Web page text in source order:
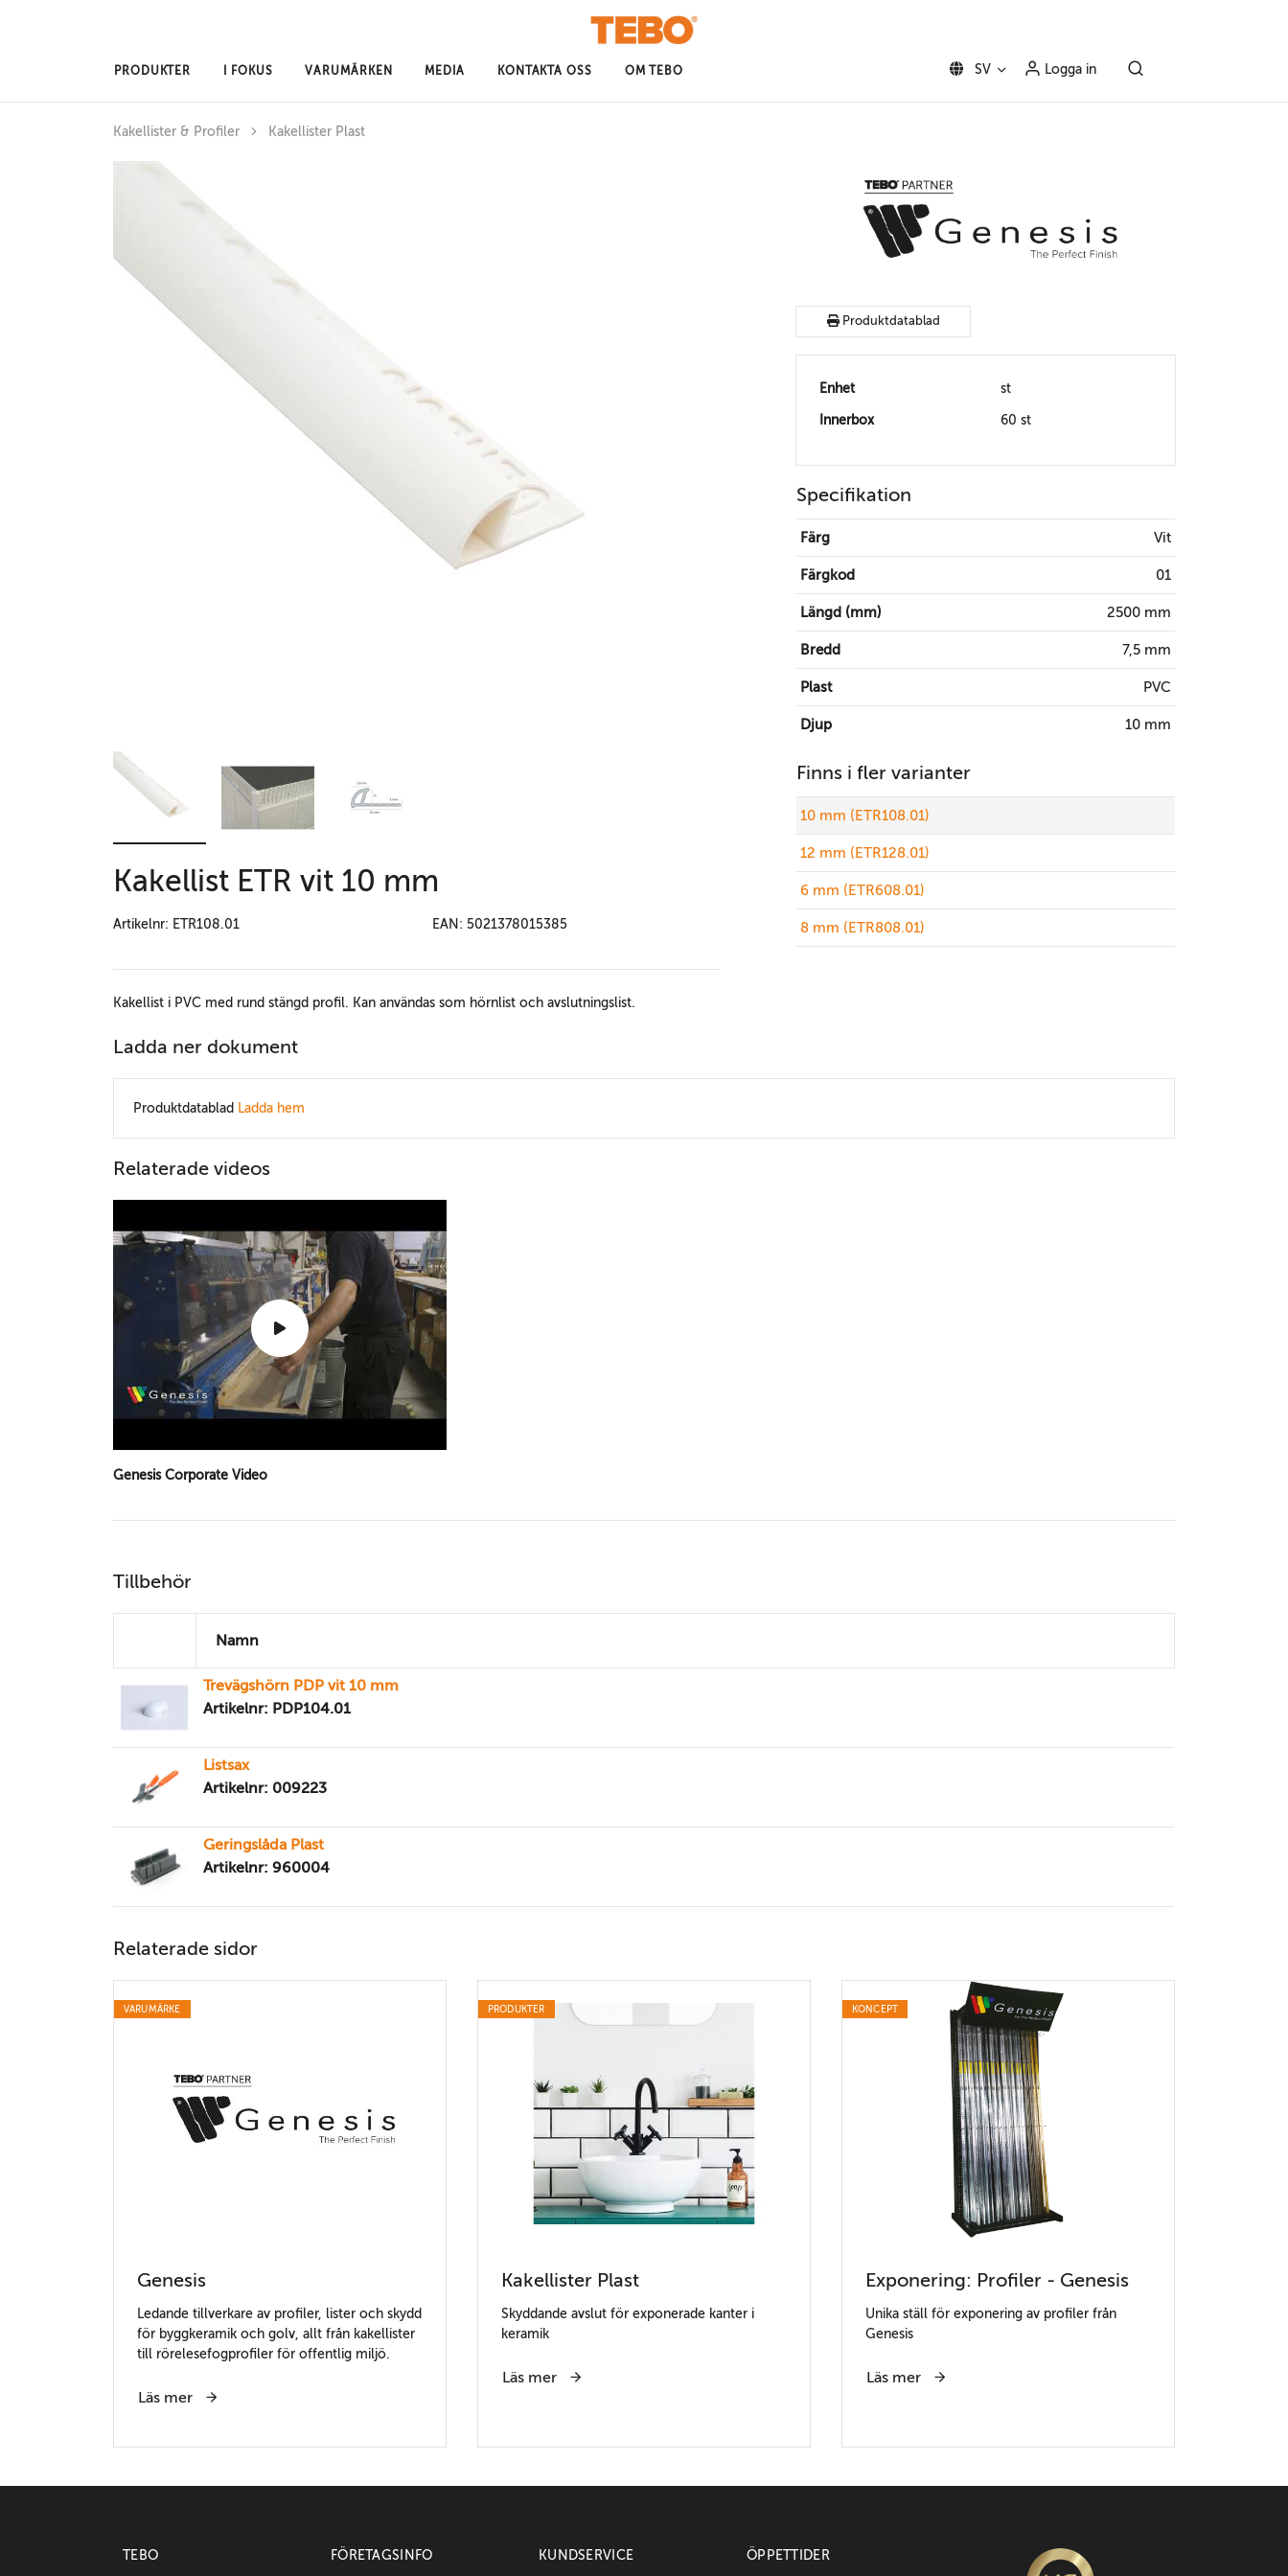
PRODUKTER I FOKUS VARUMÄRKEN MEDIA KONTAKTA OSS OM TEBO SV Logga in
Kakellister & Profiler Kakellister Plast
Kakellist ETR vit 10 mm
Artikelnr: ETR108.01 EAN: 5021378015385
Kakellist i PVC med rund stängd profil. Kan användas som hörnlist och avslutningslist.
Produktdatablad
Enhet st
Innerbox 60 st
Specifikation
Färg Vit
Färgkod 01
Längd (mm) 2500 mm
Bredd 7,5 mm
Plast PVC
Djup 10 mm
Finns i fler varianter
10 mm (ETR108.01)
12 mm (ETR128.01)
6 mm (ETR608.01)
8 mm (ETR808.01)
Ladda ner dokument
Produktdatablad Ladda hem
Relaterade videos
Genesis Corporate Video
Tillbehör
Namn
Trevägshörn PDP vit 10 mm
Artikelnr: PDP104.01
Listsax
Artikelnr: 009223
Geringslåda Plast
Artikelnr: 960004
Relaterade sidor
VARUMÄRKE
Genesis
Ledande tillverkare av profiler, lister och skydd
för byggkeramik och golv, allt från kakellister
till rörelesefogprofiler för offentlig miljö.
Läs mer
PRODUKTER
Kakellister Plast
Skyddande avslut för exponerade kanter i
keramik
Läs mer
KONCEPT
Exponering: Profiler - Genesis
Unika ställ för exponering av profiler från
Genesis
Läs mer
TEBO FÖRETAGSINFO KUNDSERVICE ÖPPETTIDER